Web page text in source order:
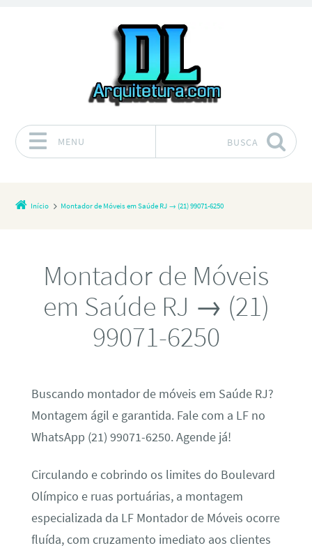
MENU BUSCA
Início Montador de Móveis em Saúde RJ → (21) 99071-6250
Montador de Móveis
em Saúde RJ → (21)
99071-6250
Buscando montador de móveis em Saúde RJ?
Montagem ágil e garantida. Fale com a LF no
WhatsApp (21) 99071-6250. Agende já!
Circulando e cobrindo os limites do Boulevard
Olímpico e ruas portuárias, a montagem
especializada da LF Montador de Móveis ocorre
fluída, com cruzamento imediato aos clientes